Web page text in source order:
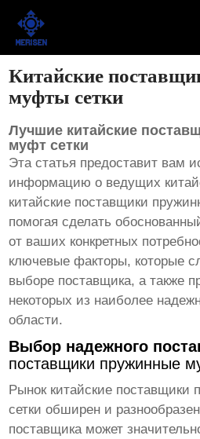
Главная
Новости
Случаи
Оборудование завода
Контакты
О Нас
Китайские
муфты сетки
Лучшие китайские
муфт сетки
Эта статья предоставит вам
информацию о ведущих
китайские поставщики
помогая сделать
от ваших конкретных
ключевые факторы, которые
выборе поставщика, а также
некоторых из наиболее
области.
Выбор надежного
поставщики пружинные
Рынок китайские
сетки обширен и
поставщика может